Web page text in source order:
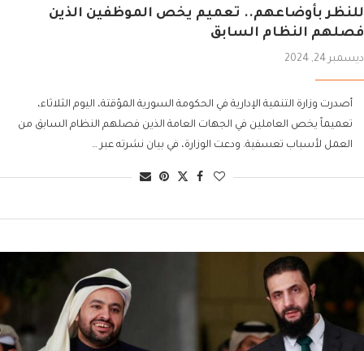
للنظر بأوضاعهم.. تعميم يخص الموظفين الذين
فصلهم النظام السابق
ديسمبر 24, 2024
أصدرت وزارة التنمية الإدارية في الحكومة السورية المؤقتة، اليوم الثلاثاء،
تعميماً يخص العاملين في الجهات العامة الذين فصلهم النظام السابق من
العمل لأسباب تعسفية. ودعت الوزارة، في بيان نشرته عبر …